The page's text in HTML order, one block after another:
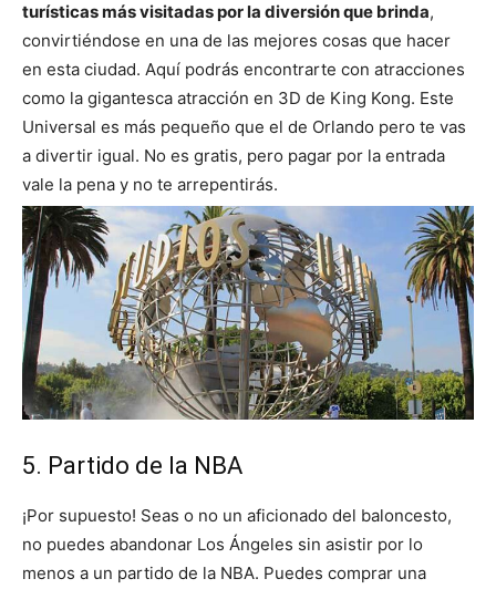
turísticas más visitadas por la diversión que brinda,
convirtiéndose en una de las mejores cosas que hacer
en esta ciudad. Aquí podrás encontrarte con atracciones
como la gigantesca atracción en 3D de King Kong. Este
Universal es más pequeño que el de Orlando pero te vas
a divertir igual. No es gratis, pero pagar por la entrada
vale la pena y no te arrepentirás.
5. Partido de la NBA
¡Por supuesto! Seas o no un aficionado del baloncesto,
no puedes abandonar Los Ángeles sin asistir por lo
menos a un partido de la NBA. Puedes comprar una